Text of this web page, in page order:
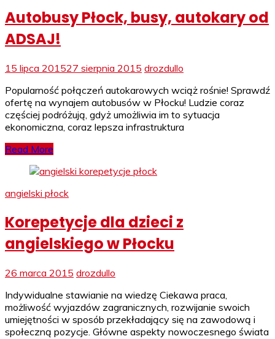
Autobusy Płock, busy, autokary od
ADSAJ!
15 lipca 201527 sierpnia 2015 drozdullo
Popularność połączeń autokarowych wciąż rośnie! Sprawdź
ofertę na wynajem autobusów w Płocku! Ludzie coraz
częściej podróżują, gdyż umożliwia im to sytuacja
ekonomiczna, coraz lepsza infrastruktura
Read More
angielski płock
Korepetycje dla dzieci z
angielskiego w Płocku
26 marca 2015 drozdullo
Indywidualne stawianie na wiedzę Ciekawa praca,
możliwość wyjazdów zagranicznych, rozwijanie swoich
umiejętności w sposób przekładający się na zawodową i
społeczną pozycje. Główne aspekty nowoczesnego świata